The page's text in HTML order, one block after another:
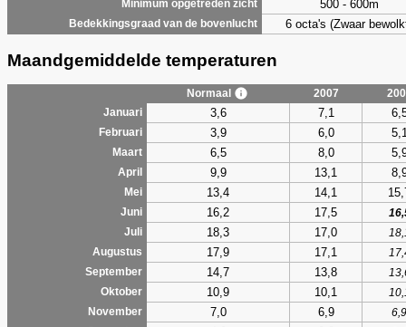
Minimum opgetreden zicht 500 - 600m
Bedekkingsgraad van de bovenlucht 6 octa's (Zwaar
Maandgemiddelde temperaturen
Normaal 2007
Januari
3,6 7,1
Februari 3,9 6,0
Maart 6,5 8,0
April 9,9 13,1
Mei 13,4 14,1
Juni 16,2 17,5
Juli
18,3 17,0
Augustus
17,9 17,1
September
14,7 13,8
Oktober
10,9 10,1
November
7,0 6,9
6,9